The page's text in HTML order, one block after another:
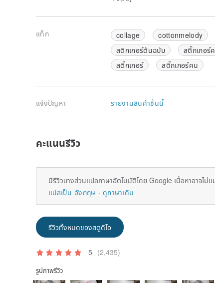
แท็ก collage cottonmelody
สติกเกอร์ต้นฉบับ
สติ๊กเกอร์
สติ๊กเกอร์
สติ๊กเกอร์คน
แจ้งปัญหา รายงานสินค้าชิ้นนี้
คะแนนรีวิว
มีรีวิวบางส่วนแปลภาษาอัตโนมัติโดย Google เนื้อหาอาจไม่แ
แปลเป็น อังกฤษ
ดูภาษาเดิม
รีวิวทั้งหมดของสตูดิโอ
5 (2,435)
รูปภาพรีวิว